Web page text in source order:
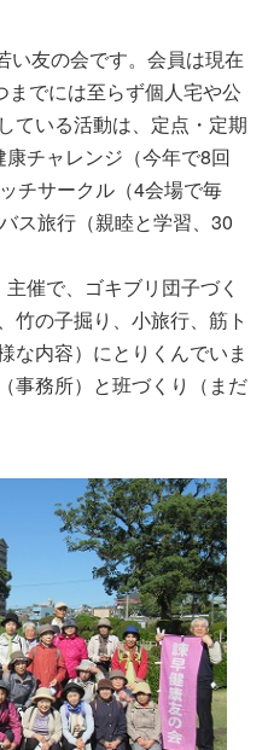
い友の会です。会員は現在
でには至らず個人宅や公
ている活動は、定点・定期
チャレンジ（今年で8回
チサークル（4会場で毎
ス旅行（親睦と学習、30
催で、ゴキブリ団子づく
竹の子掘り、小旅行、筋ト
な内容）にとりくんでいま
事務所）と班づくり（まだ